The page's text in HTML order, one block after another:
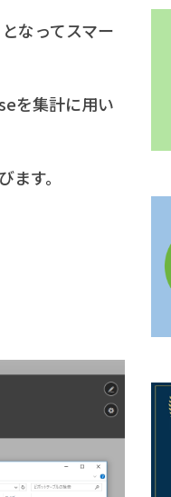
なってスマー
を集計に用い
ます。